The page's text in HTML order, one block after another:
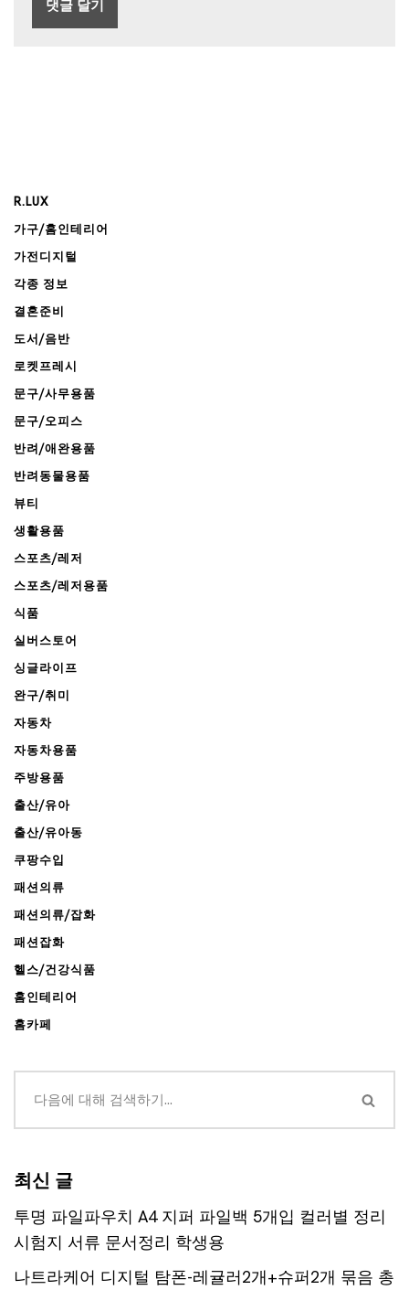
R.LUX
가구/홈인테리어
가전디지털
각종 정보
결혼준비
도서/음반
로켓프레시
문구/사무용품
문구/오피스
반려/애완용품
반려동물용품
뷰티
생활용품
스포츠/레저
스포츠/레저용품
식품
실버스토어
싱글라이프
완구/취미
자동차
자동차용품
주방용품
출산/유아
출산/유아동
쿠팡수입
패션의류
패션의류/잡화
패션잡화
헬스/건강식품
홈인테리어
홈카페
최신 글
투명 파일파우치 A4 지퍼 파일백 5개입 컬러별 정리
시험지 서류 문서정리 학생용
나트라케어 디지털 탐폰-레귤러2개+슈퍼2개 묶음 총